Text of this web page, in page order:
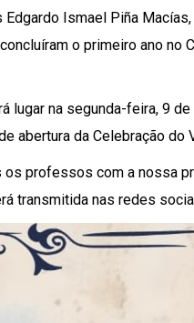
Ismael Piña
o primeiro ano no
lugar na segunda-feira, 9
abertura da Celebração do
os professos com a nossa
transmitida nas redes